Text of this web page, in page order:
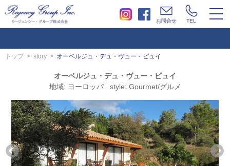
お問合せ TEL
トップ story オーベルジュ・デュ・ヴュー・ピュイ
オーベルジュ・デュ・ヴュー・ピュイ
地域: ヨーロッパ style: Gourmet/グルメ